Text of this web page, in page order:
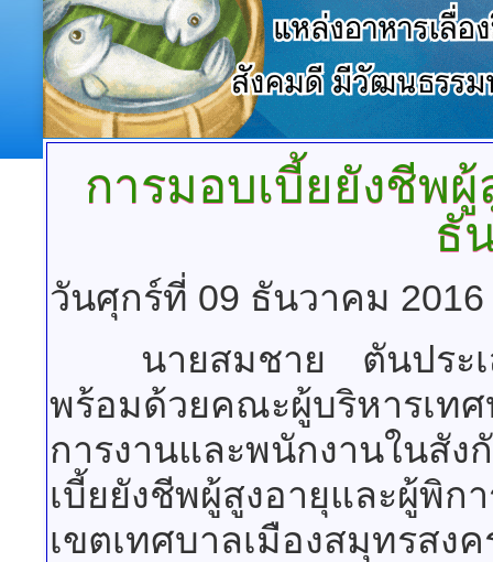
การมอบเบี้ยยังชีพ
ธั
วันศุกร์ที่ 09 ธันวาคม 2016
นายสมชาย ตันประเสริ
พร้อมด้วยคณะผู้บริหารเ
การงานและพนักงานในสัง
เบี้ยยังชีพผู้สูงอายุและผู้พิ
เขตเทศบาลเมืองสมุทรสง